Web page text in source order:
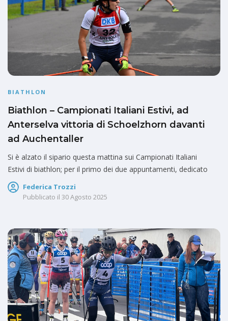
BIATHLON
Biathlon – Campionati Italiani Estivi, ad
Anterselva vittoria di Schoelzhorn davanti
ad Auchentaller
Si è alzato il sipario questa mattina sui Campionati Italiani
Estivi di biathlon; per il primo dei due appuntamenti, dedicato
Federica Trozzi
Pubblicato il 30 Agosto 2025